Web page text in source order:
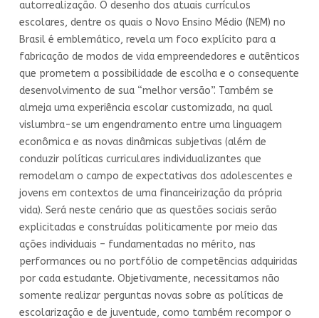
autorrealização. O desenho dos atuais currículos
escolares, dentre os quais o Novo Ensino Médio (NEM) no
Brasil é emblemático, revela um foco explícito para a
fabricação de modos de vida empreendedores e autênticos
que prometem a possibilidade de escolha e o consequente
desenvolvimento de sua “melhor versão”. Também se
almeja uma experiência escolar customizada, na qual
vislumbra-se um engendramento entre uma linguagem
econômica e as novas dinâmicas subjetivas (além de
conduzir políticas curriculares individualizantes que
remodelam o campo de expectativas dos adolescentes e
jovens em contextos de uma financeirização da própria
vida). Será neste cenário que as questões sociais serão
explicitadas e construídas politicamente por meio das
ações individuais – fundamentadas no mérito, nas
performances ou no portfólio de competências adquiridas
por cada estudante. Objetivamente, necessitamos não
somente realizar perguntas novas sobre as políticas de
escolarização e de juventude, como também recompor o